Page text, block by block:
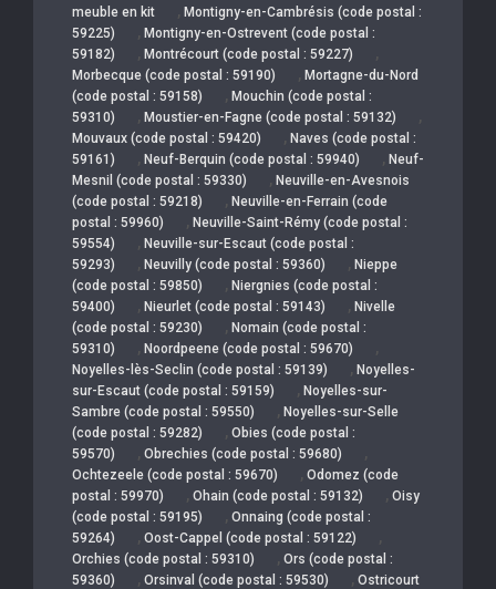
meuble en kit
, Montigny-en-Cambrésis (code postal :
59225)
, Montigny-en-Ostrevent (code postal :
59182)
, Montrécourt (code postal : 59227) ,
Morbecque (code postal : 59190) , Mortagne-du-Nord
(code postal : 59158)
, Mouchin (code postal :
59310)
, Moustier-en-Fagne (code postal : 59132) ,
Mouvaux (code postal : 59420) , Naves (code postal :
59161)
, Neuf-Berquin (code postal : 59940) , Neuf-
Mesnil (code postal : 59330)
, Neuville-en-Avesnois
(code postal : 59218)
, Neuville-en-Ferrain (code
postal : 59960)
, Neuville-Saint-Rémy (code postal :
59554)
, Neuville-sur-Escaut (code postal :
59293)
, Neuvilly (code postal : 59360) , Nieppe
(code postal : 59850)
, Niergnies (code postal :
59400)
, Nieurlet (code postal : 59143) , Nivelle
(code postal : 59230)
, Nomain (code postal :
59310)
, Noordpeene (code postal : 59670) ,
Noyelles-lès-Seclin (code postal : 59139) , Noyelles-
sur-Escaut (code postal : 59159)
, Noyelles-sur-
Sambre (code postal : 59550)
, Noyelles-sur-Selle
(code postal : 59282)
, Obies (code postal :
59570)
, Obrechies (code postal : 59680) ,
Ochtezeele (code postal : 59670) , Odomez (code
postal : 59970)
, Ohain (code postal : 59132) , Oisy
(code postal : 59195)
, Onnaing (code postal :
59264)
, Oost-Cappel (code postal : 59122) ,
Orchies (code postal : 59310) , Ors (code postal :
59360)
, Orsinval (code postal : 59530) , Ostricourt